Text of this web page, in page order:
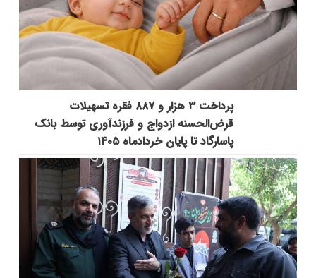
پرداخت ۳ هزار و ۸۸۷ فقره تسهیلات
قرض‌الحسنه ازدواج و فرزندآوری توسط بانک
پاسارگاد تا پایان خردادماه ۱۴۰۵